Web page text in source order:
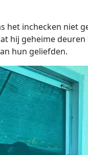
het inchecken niet
hij geheime
hun geliefden.